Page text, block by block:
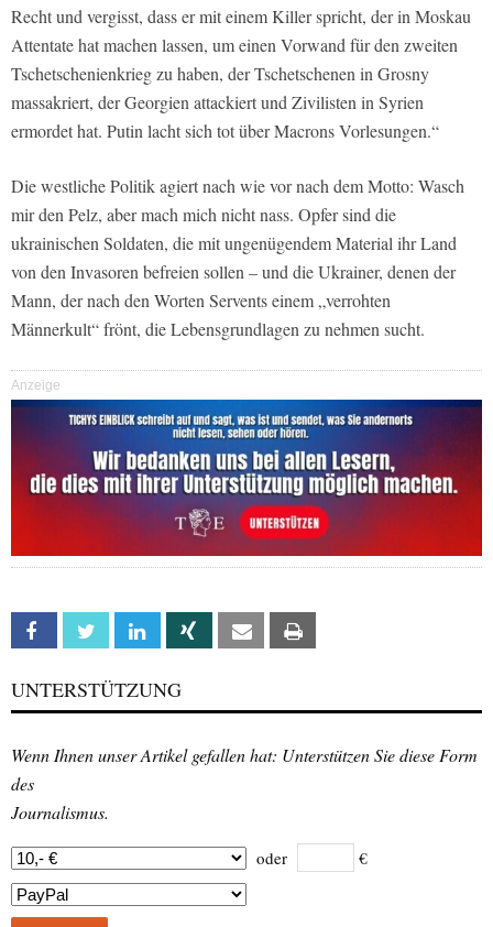
Recht und vergisst, dass er mit einem Killer spricht, der in Moskau
Attentate hat machen lassen, um einen Vorwand für den zweiten
Tschetschenienkrieg zu haben, der Tschetschenen in Grosny
massakriert, der Georgien attackiert und Zivilisten in Syrien
ermordet hat. Putin lacht sich tot über Macrons Vorlesungen.“
Die westliche Politik agiert nach wie vor nach dem Motto: Wasch
mir den Pelz, aber mach mich nicht nass. Opfer sind die
ukrainischen Soldaten, die mit ungenügendem Material ihr Land
von den Invasoren befreien sollen – und die Ukrainer, denen der
Mann, der nach den Worten Servents einem „verrohten
Männerkult“ frönt, die Lebensgrundlagen zu nehmen sucht.
Anzeige
Facebook Twitter Linkedin Xing Email
UNTERSTÜTZUNG
Wenn Ihnen unser Artikel gefallen hat: Unterstützen Sie diese Form
des
Journalismus.
oder €